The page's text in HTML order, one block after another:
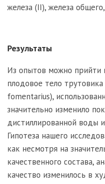
железа (II), железа
Результаты
Из опытов можно прийти
плодовое тело
fomentarius),
значительно изменило
дистиллированной воды
Гипотеза нашего
как несмотря на
качественного состава,
качество изменилось в